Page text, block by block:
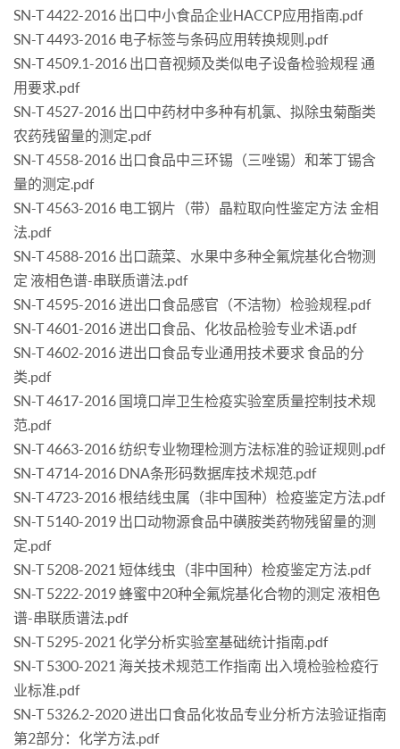
SN-T 4422-2016 出口中小食品企业HACCP应用指南.pdf
SN-T 4493-2016 电子标签与条码应用转换规则.pdf
SN-T 4509.1-2016 出口音视频及类似电子设备检验规程 通
用要求.pdf
SN-T 4527-2016 出口中药材中多种有机氯、拟除虫菊酯类
农药残留量的测定.pdf
SN-T 4558-2016 出口食品中三环锡（三唑锡）和苯丁锡含
量的测定.pdf
SN-T 4563-2016 电工钢片（带）晶粒取向性鉴定方法 金相
法.pdf
SN-T 4588-2016 出口蔬菜、水果中多种全氟烷基化合物测
定 液相色谱-串联质谱法.pdf
SN-T 4595-2016 进出口食品感官（不洁物）检验规程.pdf
SN-T 4601-2016 进出口食品、化妆品检验专业术语.pdf
SN-T 4602-2016 进出口食品专业通用技术要求 食品的分
类.pdf
SN-T 4617-2016 国境口岸卫生检疫实验室质量控制技术规
范.pdf
SN-T 4663-2016 纺织专业物理检测方法标准的验证规则.pdf
SN-T 4714-2016 DNA条形码数据库技术规范.pdf
SN-T 4723-2016 根结线虫属（非中国种）检疫鉴定方法.pdf
SN-T 5140-2019 出口动物源食品中磺胺类药物残留量的测
定.pdf
SN-T 5208-2021 短体线虫（非中国种）检疫鉴定方法.pdf
SN-T 5222-2019 蜂蜜中20种全氟烷基化合物的测定 液相色
谱-串联质谱法.pdf
SN-T 5295-2021 化学分析实验室基础统计指南.pdf
SN-T 5300-2021 海关技术规范工作指南 出入境检验检疫行
业标准.pdf
SN-T 5326.2-2020 进出口食品化妆品专业分析方法验证指南
第2部分：化学方法.pdf